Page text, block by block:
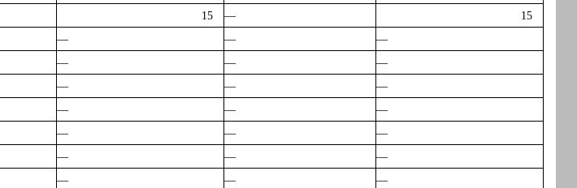
15 —
15
— —
—
— —
—
— —
—
— —
—
— —
—
— —
—
— —
—